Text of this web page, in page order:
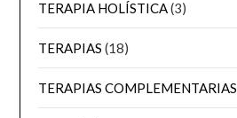
TERAPIA HOLÍSTICA(3)
TERAPIAS (18)
TERAPIAS COMPLEMENTARIAS